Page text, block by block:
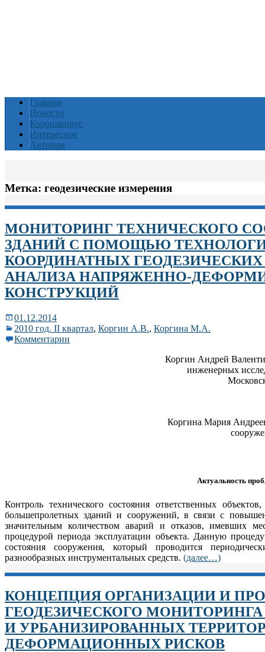
Главная
Новости
Коронавирус
Интересное
Авторам
Метка: геодезические измерения
МОНИТОРИНГ ТЕХНИЧЕСКОГО
ЗДАНИЙ С ПОМОЩЬЮ
КООРДИНАТНЫХ
АНАЛИЗА НАПРЯЖЕННО-
КОНСТРУКЦИЙ
01.12.2014
2010 год. II квартал, Коргин А.В., Коргина М.А.
Комментарии
Коргин Андрей
инженерных
Коргина Мария
Актуальность
Контроль технического состояния ответственных
большепролетных зданий и сооружений, в связи с
значительным количеством аварий и отказов, имевших
процедурой периода эксплуатации объекта. Данную
состояния сооружения, который проводится
разнообразных инструментальных средств. (далее…)
КОНЦЕПЦИЯ ОРГАНИЗАЦИИ И
ГЕОДЕЗИЧЕСКОГО
И УРБАНИЗИРОВАННЫХ
ДЕФОРМАЦИОННЫХ РИСКОВ